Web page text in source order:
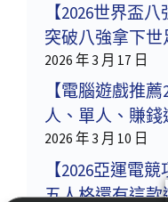
【2026世界盃
突破八強拿下世
2026 年 3 月 17 日
【電腦遊戲推
人、單人、賺
2026 年 3 月 10 日
【2026亞運電
五人格還有這款